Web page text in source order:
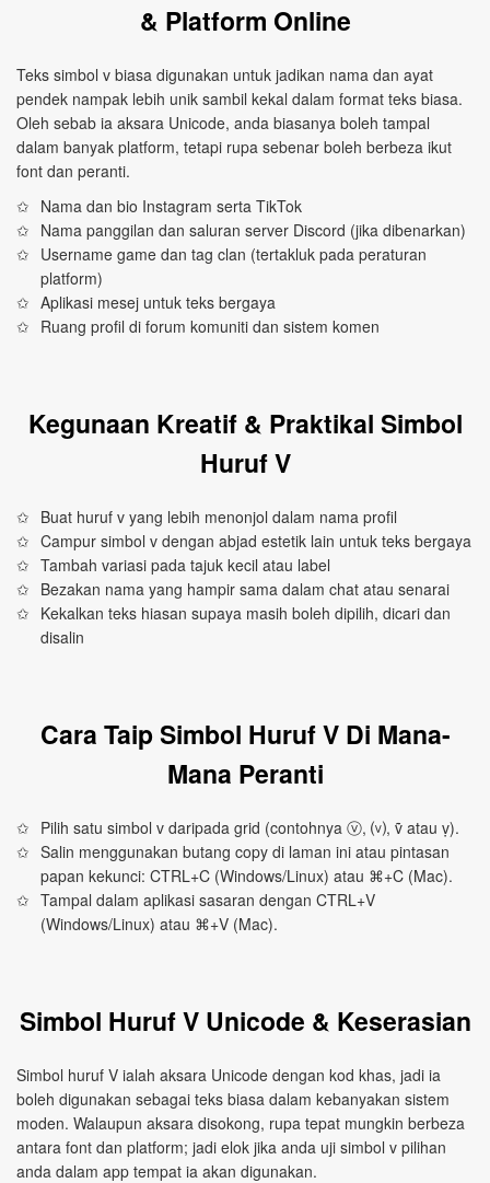
& Platform Online
Teks simbol v biasa digunakan untuk jadikan nama dan ayat
pendek nampak lebih unik sambil kekal dalam format teks biasa.
Oleh sebab ia aksara Unicode, anda biasanya boleh tampal
dalam banyak platform, tetapi rupa sebenar boleh berbeza ikut
font dan peranti.
Nama dan bio Instagram serta TikTok
Nama panggilan dan saluran server Discord (jika dibenarkan)
Username game dan tag clan (tertakluk pada peraturan
platform)
Aplikasi mesej untuk teks bergaya
Ruang profil di forum komuniti dan sistem komen
Kegunaan Kreatif & Praktikal Simbol
Huruf V
Buat huruf v yang lebih menonjol dalam nama profil
Campur simbol v dengan abjad estetik lain untuk teks bergaya
Tambah variasi pada tajuk kecil atau label
Bezakan nama yang hampir sama dalam chat atau senarai
Kekalkan teks hiasan supaya masih boleh dipilih, dicari dan
disalin
Cara Taip Simbol Huruf V Di Mana-
Mana Peranti
Pilih satu simbol v daripada grid (contohnya ⓥ, ⒱, ṽ atau ṿ).
Salin menggunakan butang copy di laman ini atau pintasan
papan kekunci: CTRL+C (Windows/Linux) atau ⌘+C (Mac).
Tampal dalam aplikasi sasaran dengan CTRL+V
(Windows/Linux) atau ⌘+V (Mac).
Simbol Huruf V Unicode & Keserasian
Simbol huruf V ialah aksara Unicode dengan kod khas, jadi ia
boleh digunakan sebagai teks biasa dalam kebanyakan sistem
moden. Walaupun aksara disokong, rupa tepat mungkin berbeza
antara font dan platform; jadi elok jika anda uji simbol v pilihan
anda dalam app tempat ia akan digunakan.